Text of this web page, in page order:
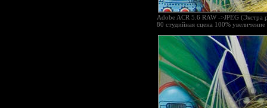
Adobe ACR 5.6 RAW ->JPEG (Экстра
80 студийная сцена 100% увеличение